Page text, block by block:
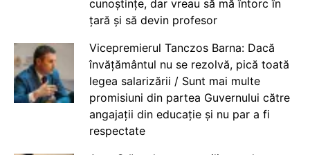
cunoștințe, dar vreau să mă întorc în
țară și să devin profesor
Vicepremierul Tanczos Barna: Dacă
învățământul nu se rezolvă, pică toată
legea salarizării / Sunt mai multe
promisiuni din partea Guvernului către
angajații din educație și nu par a fi
respectate